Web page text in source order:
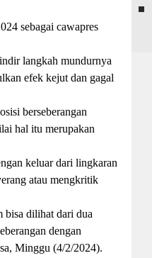
sebagai cawapres
langkah mundurnya
efek kejut dan gagal
berseberangan
hal itu merupakan
keluar dari lingkaran
atau mengkritik
bisa dilihat dari dua
dengan
Minggu (4/2/2024).